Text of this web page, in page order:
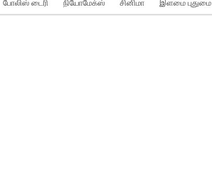
போலிஸ் டைரி நியோமேக்ஸ் சினிமா இளமை புதுமை